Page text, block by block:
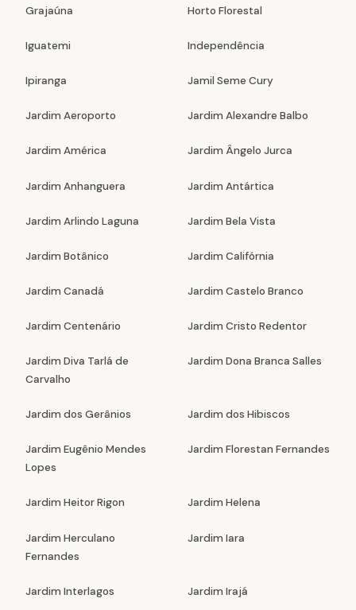
Grajaúna Horto Florestal
Iguatemi Independência
Ipiranga Jamil Seme Cury
Jardim Aeroporto Jardim Alexandre Balbo
Jardim América Jardim Ângelo Jurca
Jardim Anhanguera Jardim Antártica
Jardim Arlindo Laguna Jardim Bela Vista
Jardim Botânico Jardim Califórnia
Jardim Canadá Jardim Castelo Branco
Jardim Centenário Jardim Cristo Redentor
Jardim Diva Tarlá de
Carvalho
Jardim Dona Branca Salles
Jardim dos Gerânios Jardim dos Hibiscos
Jardim Eugênio Mendes
Lopes
Jardim Florestan Fernandes
Jardim Heitor Rigon Jardim Helena
Jardim Herculano
Fernandes
Jardim Iara
Jardim Interlagos Jardim Irajá